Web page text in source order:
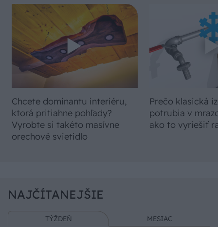
Chcete dominantu interiéru,
ktorá pritiahne pohľady?
Vyrobte si takéto masívne
orechové svietidlo
Prečo klasická
potrubia v
ako to vyriešiť
NAJČÍTANEJŠIE
TÝŽDEŇ MESIAC